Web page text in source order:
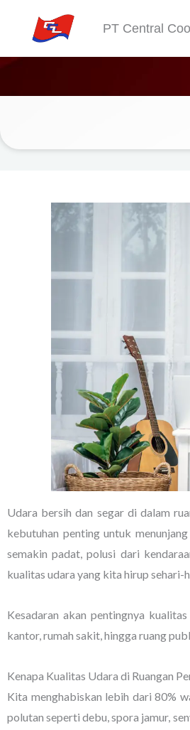
PT Central
Udara bersih dan segar di dalam
kebutuhan penting untuk
semakin padat, polusi dari
kualitas udara yang kita hirup
Kesadaran akan pentingnya
kantor, rumah sakit, hingga ruang
Kenapa Kualitas Udara di Ruangan
Kita menghabiskan lebih dari 80%
polutan seperti debu, spora jamur,